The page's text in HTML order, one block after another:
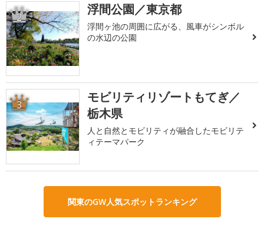
2 浮間公園／東京都
浮間ヶ池の周囲に広がる、風車がシンボル
の水辺の公園
3
モビリティリゾートもてぎ／
栃木県
人と自然とモビリティが融合したモビリテ
ィテーマパーク
関東のGW人気スポットランキング